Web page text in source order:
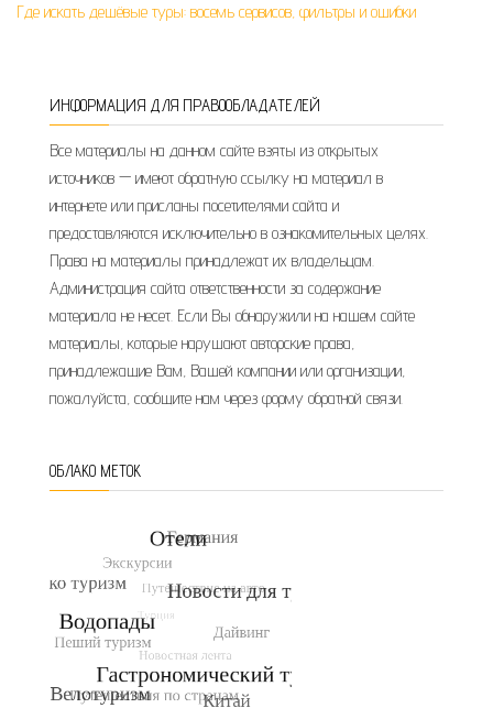
Где искать дешёвые туры: восемь сервисов, фильтры и ошибки
ИНФОРМАЦИЯ ДЛЯ ПРАВООБЛАДАТЕЛЕЙ
Все материалы на данном сайте взяты из открытых
источников — имеют обратную ссылку на материал в
интернете или присланы посетителями сайта и
предоставляются исключительно в ознакомительных целях.
Права на материалы принадлежат их владельцам.
Администрация сайта ответственности за содержание
материала не несет. Если Вы обнаружили на нашем сайте
материалы, которые нарушают авторские права,
принадлежащие Вам, Вашей компании или организации,
пожалуйста, сообщите нам через форму обратной связи.
ОБЛАКО МЕТОК